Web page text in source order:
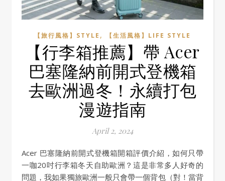
【旅行風格】STYLE , 【生活風格】LIFE STYLE
【行李箱推薦】帶 Acer
巴塞隆納前開式登機箱
去歐洲過冬！永續打包
漫遊指南
April 2, 2024
Acer 巴塞隆納前開式登機箱開箱評價介紹，如何只帶
一咖20吋行李箱冬天自助歐洲？這是非常多人好奇的
問題，我如果獨旅歐洲一般只會帶一個背包（對！當背